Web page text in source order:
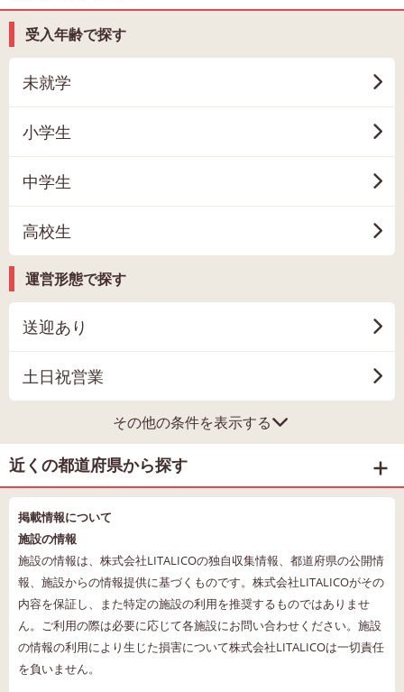
受入年齢で探す
未就学
小学生
中学生
高校生
運営形態で探す
送迎あり
土日祝営業
その他の条件を表示する
近くの都道府県から探す
掲載情報について
施設の情報
施設の情報は、株式会社LITALICOの独自収集情報、都道府県の公開情
報、施設からの情報提供に基づくものです。株式会社LITALICOがその
内容を保証し、また特定の施設の利用を推奨するものではありませ
ん。ご利用の際は必要に応じて各施設にお問い合わせください。施設
の情報の利用により生じた損害について株式会社LITALICOは一切責任
を負いません。